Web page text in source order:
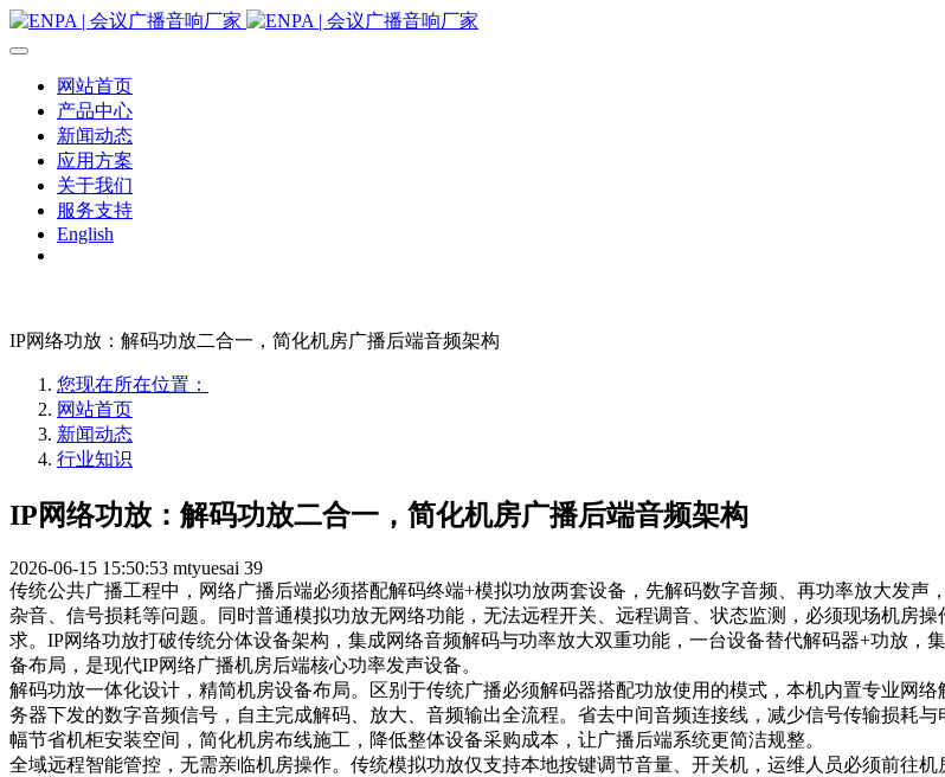
网站首页
产品中心
新闻动态
应用方案
关于我们
服务支持
English
IP网络功放：解码功放二合一，简化机房广播后端音频架构
您现在所在位置：
网站首页
新闻动态
行业知识
IP网络功放：解码功放二合一，简化机房广播后端音频架构
2026-06-15 15:50:53 mtyuesai 39
传统公共广播工程中，网络广播后端必须搭配解码终端+模拟功放两套设备，先解码数字音频、再功率放大发
杂音、信号损耗等问题。同时普通模拟功放无网络功能，无法远程开关、远程调音、状态监测，必须现场机房
求。IP网络功放打破传统分体设备架构，集成网络音频解码与功率放大双重功能，一台设备替代解码器+功放
备布局，是现代IP网络广播机房后端核心功率发声设备。
解码功放一体化设计，精简机房设备布局。区别于传统广播必须解码器搭配功放使用的模式，本机内置专业网
务器下发的数字音频信号，自主完成解码、放大、音频输出全流程。省去中间音频连接线，减少信号传输损耗
幅节省机柜安装空间，简化机房布线施工，降低整体设备采购成本，让广播后端系统更简洁规整。
全域远程智能管控，无需亲临机房操作。传统模拟功放仅支持本地按键调节音量、开关机，运维人员必须前往